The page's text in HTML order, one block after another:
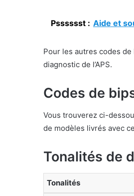
Psssssst : Aide et
Pour les autres codes
diagnostic de l’APS.
Codes de
Vous trouverez ci-
de modèles livrés avec
Tonalités de
Tonalités